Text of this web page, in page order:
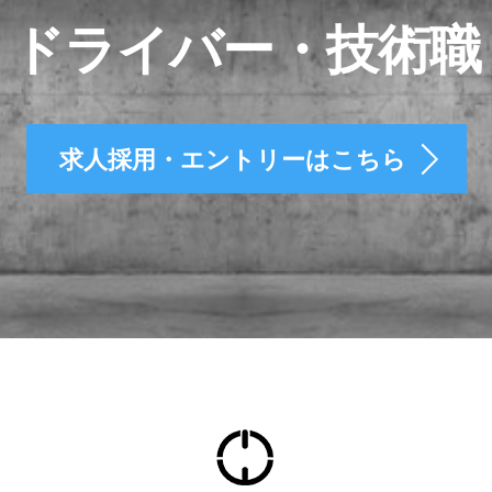
ドライバー・技術
求人採用・エントリーはこちら